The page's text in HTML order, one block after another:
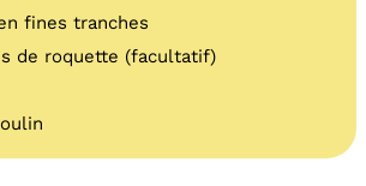
fines tranches
de roquette (facultatif)